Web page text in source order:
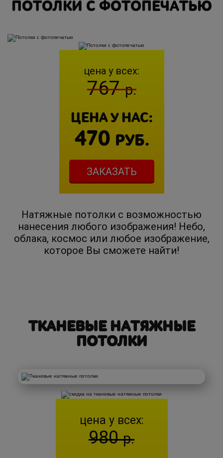
ПОТОЛКИ С ФОТОПЕЧАТЬЮ
цена у всех:
767р.
ЦЕНА У НАС:
470 РУБ.
ЗАКАЗАТЬ
Натяжные потолки с возможностью
нанесения любого изображения! Небо,
облака, космос или любое изображение,
которое Вы сможете найти!
ТКАНЕВЫЕ НАТЯЖНЫЕ
ПОТОЛКИ
цена у всех:
980р.